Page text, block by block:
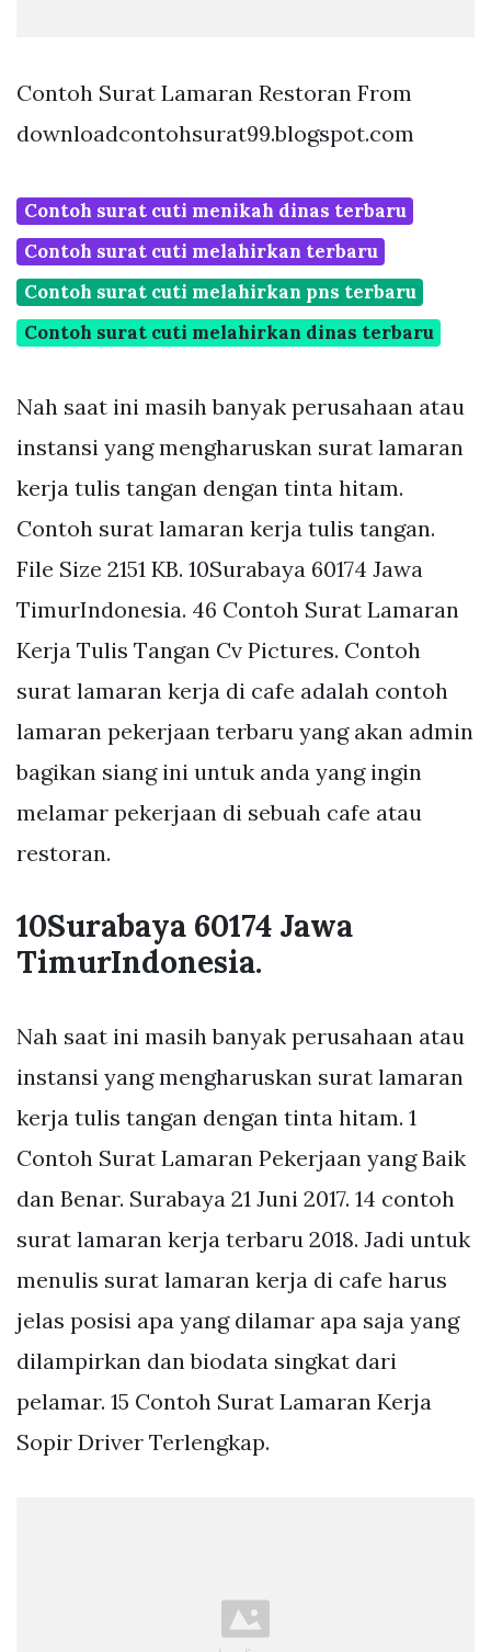
Contoh Surat Lamaran Restoran From
downloadcontohsurat99.blogspot.com
Contoh surat cuti menikah dinas terbaru
Contoh surat cuti melahirkan terbaru
Contoh surat cuti melahirkan pns terbaru
Contoh surat cuti melahirkan dinas terbaru
Nah saat ini masih banyak perusahaan atau
instansi yang mengharuskan surat lamaran
kerja tulis tangan dengan tinta hitam.
Contoh surat lamaran kerja tulis tangan.
File Size 2151 KB. 10Surabaya 60174 Jawa
TimurIndonesia. 46 Contoh Surat Lamaran
Kerja Tulis Tangan Cv Pictures. Contoh
surat lamaran kerja di cafe adalah contoh
lamaran pekerjaan terbaru yang akan admin
bagikan siang ini untuk anda yang ingin
melamar pekerjaan di sebuah cafe atau
restoran.
10Surabaya 60174 Jawa
TimurIndonesia.
Nah saat ini masih banyak perusahaan atau
instansi yang mengharuskan surat lamaran
kerja tulis tangan dengan tinta hitam. 1
Contoh Surat Lamaran Pekerjaan yang Baik
dan Benar. Surabaya 21 Juni 2017. 14 contoh
surat lamaran kerja terbaru 2018. Jadi untuk
menulis surat lamaran kerja di cafe harus
jelas posisi apa yang dilamar apa saja yang
dilampirkan dan biodata singkat dari
pelamar. 15 Contoh Surat Lamaran Kerja
Sopir Driver Terlengkap.